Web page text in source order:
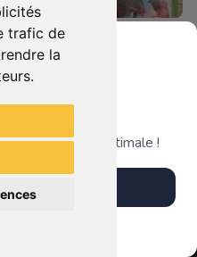
trafic de
la
5.90 €
Bioshock - Infinite Xbox 360
Geek
expérience optimale !
l'app